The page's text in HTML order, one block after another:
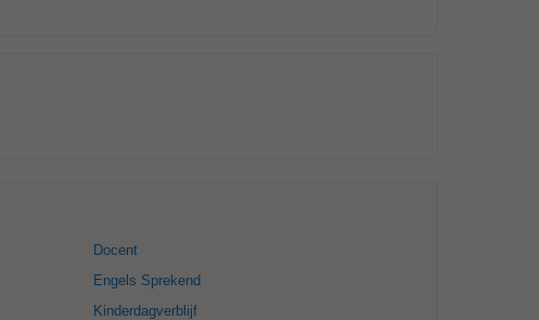
Docent
Engels Sprekend
Kinderdagverblijf